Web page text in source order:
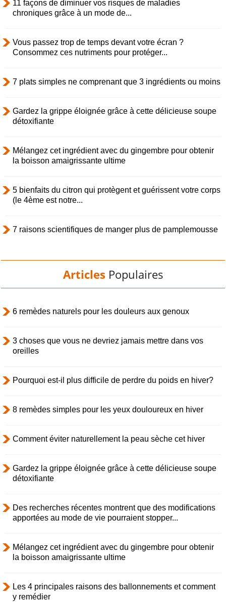
11 façons de diminuer vos risques de maladies
chroniques grâce à un mode de...
Vous passez trop de temps devant votre écran ?
Consommez ces nutriments pour protéger...
7 plats simples ne comprenant que 3 ingrédients ou moins
Gardez la grippe éloignée grâce à cette délicieuse soupe
détoxifiante
Mélangez cet ingrédient avec du gingembre pour obtenir
la boisson amaigrissante ultime
5 bienfaits du citron qui protègent et guérissent votre corps
(le 4ème est notre...
7 raisons scientifiques de manger plus de pamplemousse
Articles Populaires
6 remèdes naturels pour les douleurs aux genoux
3 choses que vous ne devriez jamais mettre dans vos
oreilles
Pourquoi est-il plus difficile de perdre du poids en hiver?
8 remèdes simples pour les yeux douloureux en hiver
Comment éviter naturellement la peau sèche cet hiver
Gardez la grippe éloignée grâce à cette délicieuse soupe
détoxifiante
Des recherches récentes montrent que des modifications
apportées au mode de vie pourraient stopper...
Mélangez cet ingrédient avec du gingembre pour obtenir
la boisson amaigrissante ultime
Les 4 principales raisons des ballonnements et comment
y remédier